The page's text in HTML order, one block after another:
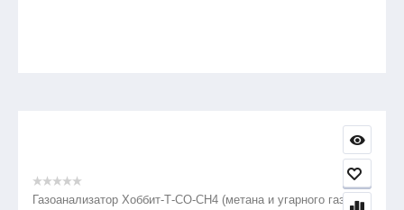
Газоанализатор Хоббит-Т-СО-СН4 (метана и угарного газа)